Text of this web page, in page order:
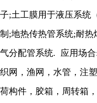
子;土工膜用于液压系统
制;地热传热管系统;耐
气分配管系统. 应用场
织网，渔网，水管，注
荷构件，胶箱，周转箱